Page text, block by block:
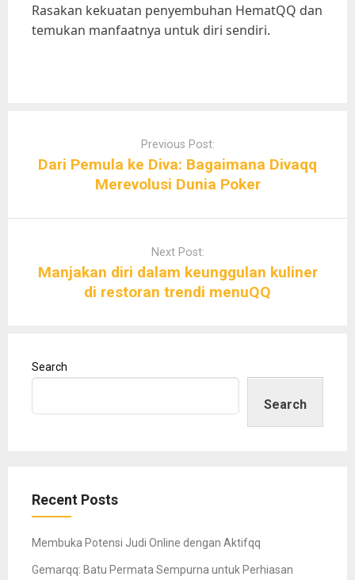
Rasakan kekuatan penyembuhan HematQQ dan
temukan manfaatnya untuk diri sendiri.
Previous Post:
Dari Pemula ke Diva: Bagaimana Divaqq
Merevolusi Dunia Poker
Next Post:
Manjakan diri dalam keunggulan kuliner
di restoran trendi menuQQ
Search
Search
Recent Posts
Membuka Potensi Judi Online dengan Aktifqq
Gemarqq: Batu Permata Sempurna untuk Perhiasan